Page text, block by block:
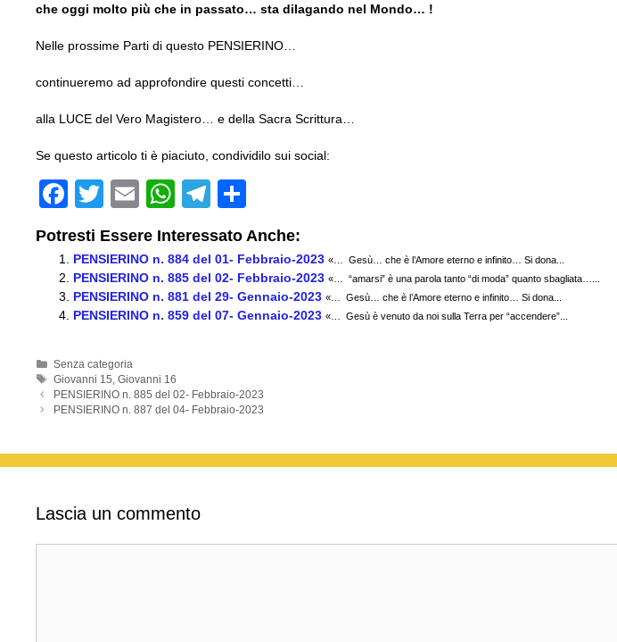
che oggi molto più che in passato… sta dilagando nel Mondo… !
Nelle prossime Parti di questo PENSIERINO…
continueremo ad approfondire questi concetti…
alla LUCE del Vero Magistero… e della Sacra Scrittura…
Se questo articolo ti è piaciuto, condividilo sui social:
F
c
e
b
o
k
T
wi
tt
er
E
m
ail
W
at
s
A
T
el
e
gr
a
o
n
di
vi
Potresti Essere Interessato Anche:
PENSIERINO n. 884 del 01- Febbraio-2023 «… Gesù… che è l’Amore eterno e infinito… Si dona...
PENSIERINO n. 885 del 02- Febbraio-2023 «… “amarsi” è una parola tanto “di moda” quanto sbagliata…...
PENSIERINO n. 881 del 29- Gennaio-2023 «… Gesù… che è l’Amore eterno e infinito… Si dona...
PENSIERINO n. 859 del 07- Gennaio-2023 «… Gesù è venuto da noi sulla Terra per “accendere”...
Categorie
Senza categoria
Tag
Giovanni 15,Giovanni 16
PENSIERINO n. 885 del 02- Febbraio-2023
PENSIERINO n. 887 del 04- Febbraio-2023
Lascia un commento